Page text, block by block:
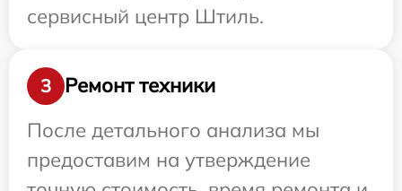
сервисный центр Штиль.
3
Ремонт техники
После детального анализа мы
предоставим на утверждение